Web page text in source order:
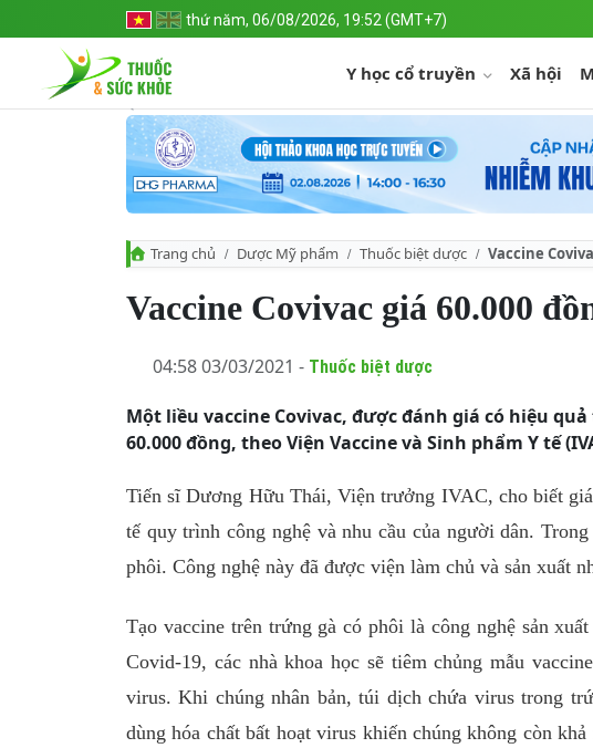
thứ năm, 06/08/2026, 19:52 (GMT+7)
Y học cổ truyền Xã hội
Trang chủ Dược Mỹ phẩm Thuốc biệt dược Vaccine
Vaccine Covivac giá 60.000
04:58 03/03/2021 - Thuốc biệt dược
Một liều vaccine Covivac, được đánh giá có hiệu
60.000 đồng, theo Viện Vaccine và Sinh phẩm Y tế
Tiến sĩ Dương Hữu Thái, Viện trưởng IVAC, cho biết
tế quy trình công nghệ và nhu cầu của người dân.
phôi. Công nghệ này đã được viện làm chủ và sản xuất
Tạo vaccine trên trứng gà có phôi là công nghệ sản
Covid-19, các nhà khoa học sẽ tiêm chủng mẫu
virus. Khi chúng nhân bản, túi dịch chứa virus trong
dùng hóa chất bất hoạt virus khiến chúng không còn